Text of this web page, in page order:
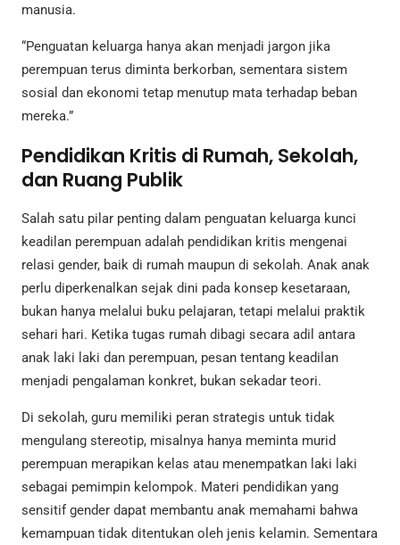
manusia.
“Penguatan keluarga hanya akan menjadi jargon jika
perempuan terus diminta berkorban, sementara sistem
sosial dan ekonomi tetap menutup mata terhadap beban
mereka.”
Pendidikan Kritis di Rumah, Sekolah,
dan Ruang Publik
Salah satu pilar penting dalam penguatan keluarga kunci
keadilan perempuan adalah pendidikan kritis mengenai
relasi gender, baik di rumah maupun di sekolah. Anak anak
perlu diperkenalkan sejak dini pada konsep kesetaraan,
bukan hanya melalui buku pelajaran, tetapi melalui praktik
sehari hari. Ketika tugas rumah dibagi secara adil antara
anak laki laki dan perempuan, pesan tentang keadilan
menjadi pengalaman konkret, bukan sekadar teori.
Di sekolah, guru memiliki peran strategis untuk tidak
mengulang stereotip, misalnya hanya meminta murid
perempuan merapikan kelas atau menempatkan laki laki
sebagai pemimpin kelompok. Materi pendidikan yang
sensitif gender dapat membantu anak memahami bahwa
kemampuan tidak ditentukan oleh jenis kelamin. Sementara